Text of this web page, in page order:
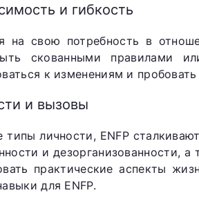
и гибкость
на свою потребность в
скованными правилами
к изменениям и
и вызовы
типы личности, ENFP
и дезорганизованности,
практические аспекты
для ENFP.